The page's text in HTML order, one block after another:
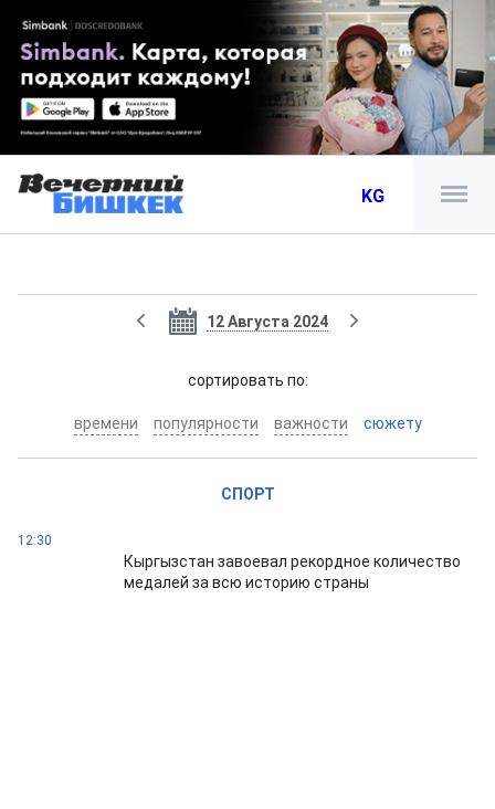
KG
12 Августа 2024
cортировать по:
времени популярности важности сюжету
СПОРТ
12:30
Кыргызстан завоевал рекордное количество
медалей за всю историю страны